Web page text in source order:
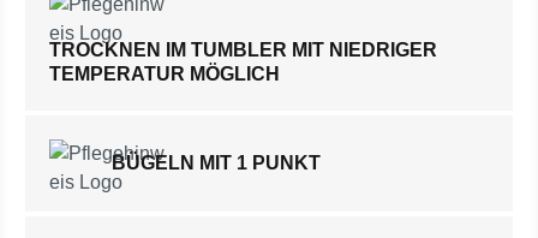
TROCKNEN IM TUMBLER MIT NIEDRIGER
TEMPERATUR MÖGLICH
BÜGELN MIT 1 PUNKT